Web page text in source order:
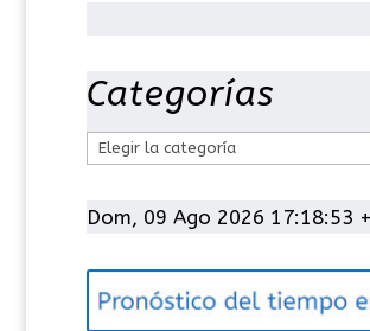
Categorías
t
g
Dom, 09 Ago 2026 17:18:53